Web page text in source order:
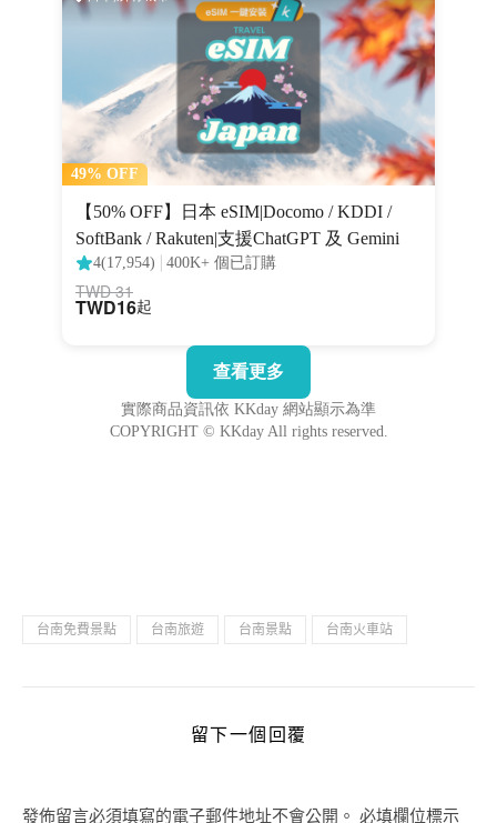
台南免費景點 台南旅遊 台南景點 台南火車站
留下一個回覆
發佈留言必須填寫的電子郵件地址不會公開。 必填欄位標示